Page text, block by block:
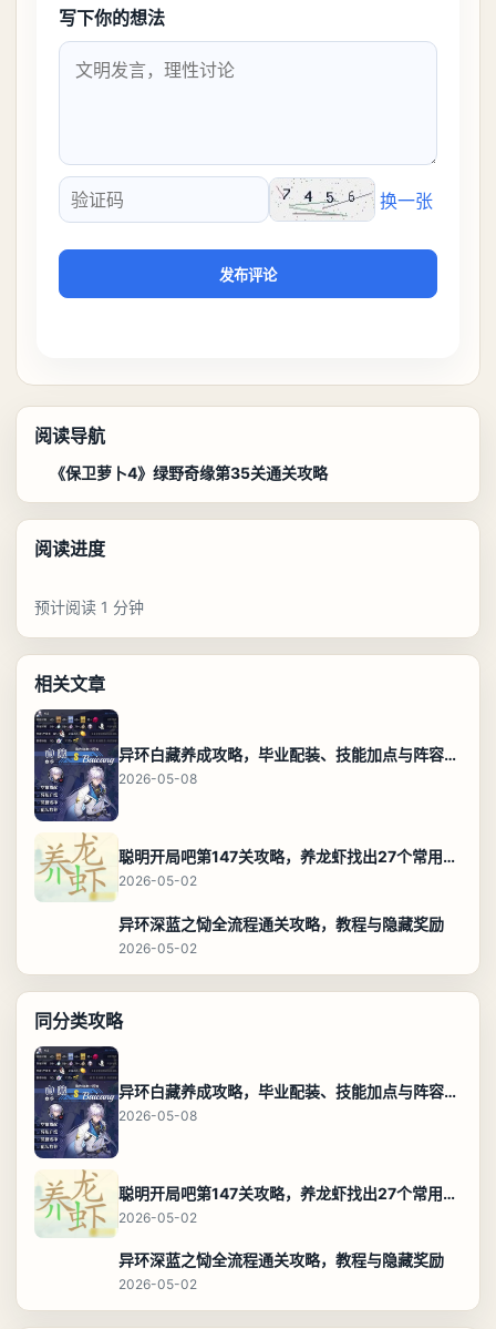
写下你的想法
验证码
换一张
发布评论
阅读导航
《保卫萝卜4》绿野奇缘第35关通关攻略
阅读进度
预计阅读 1 分钟
相关文章
异环白藏养成攻略，毕业配装、技能加点与阵容搭配保姆级解析
2026-05-08
聪明开局吧第147关攻略，养龙虾找出27个常用字通关答案
2026-05-02
异环深蓝之恸全流程通关攻略，教程与隐藏奖励
2026-05-02
同分类攻略
异环白藏养成攻略，毕业配装、技能加点与阵容搭配保姆级解析
2026-05-08
聪明开局吧第147关攻略，养龙虾找出27个常用字通关答案
2026-05-02
异环深蓝之恸全流程通关攻略，教程与隐藏奖励
2026-05-02